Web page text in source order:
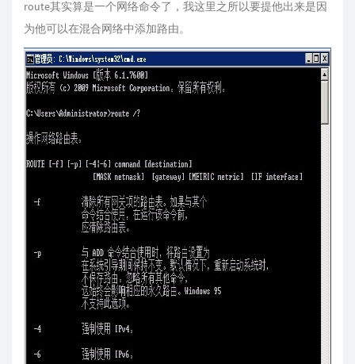
route其实算是一个网络命令了，我这里之所以要提他出来是因
为他可以在混合网络中添加路由。